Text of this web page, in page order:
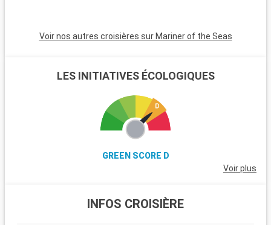
Voir nos autres croisières sur Mariner of the Seas
LES INITIATIVES ÉCOLOGIQUES
GREEN SCORE D
Voir plus
INFOS CROISIÈRE